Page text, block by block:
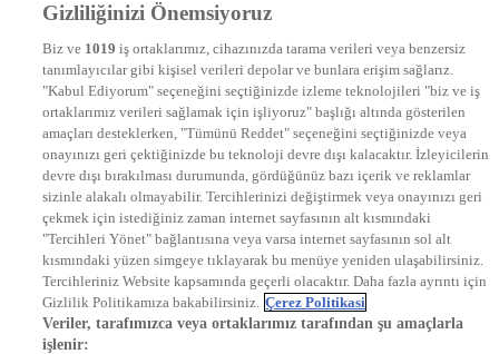
DYG Televizyonlar
STAR
EURO STAR
KRAL POP TV
DYG Radyolar
NTV RADYO
KRAL FM
KRAL POP
EKSEN
VOYAGE
DYG Dijital
ntv.com.tr
ntvspor.net
secim.ntv.com.tr
startv.com.tr
kralmuzik.com.tr
Gizliliğinizi Önemsiyoruz
Biz ve 1019 iş ortaklarımız, cihazınızda tarama verileri veya benzersiz
tanımlayıcılar gibi kişisel verileri depolar ve bunlara erişim sağlarız.
"Kabul Ediyorum" seçeneğini seçtiğinizde izleme teknolojileri "biz ve iş
ortaklarımız verileri sağlamak için işliyoruz" başlığı altında gösterilen
amaçları desteklerken, "Tümünü Reddet" seçeneğini seçtiğinizde veya
onayınızı geri çektiğinizde bu teknoloji devre dışı kalacaktır. İzleyicilerin
devre dışı bırakılması durumunda, gördüğünüz bazı içerik ve reklamlar
sizinle alakalı olmayabilir. Tercihlerinizi değiştirmek veya onayınızı geri
çekmek için istediğiniz zaman internet sayfasının alt kısmındaki
"Tercihleri Yönet" bağlantısına veya varsa internet sayfasının sol alt
kısmındaki yüzen simgeye tıklayarak bu menüye yeniden ulaşabilirsiniz.
Tercihleriniz Website kapsamında geçerli olacaktır. Daha fazla ayrıntı için
Gizlilik Politikamıza bakabilirsiniz. Çerez Politikasi
Veriler, tarafımızca veya ortaklarımız tarafından şu amaçlarla
işlenir: